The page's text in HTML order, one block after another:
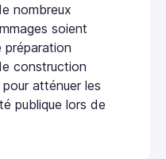
nombreux
soient
préparation
construction
atténuer les
publique lors de